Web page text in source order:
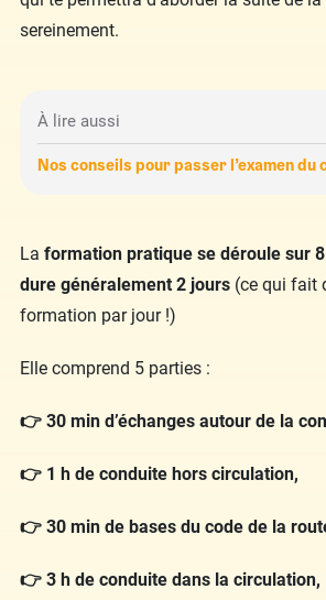
sereinement.
À lire aussi
Nos conseils pour passer l’examen du
La formation pratique se déroule sur
dure généralement 2 jours (ce qui fait
formation par jour !)
Elle comprend 5 parties :
👉 30 min d’échanges autour de la
👉 1 h de conduite hors circulation,
👉 30 min de bases du code de la
👉 3 h de conduite dans la circulation,